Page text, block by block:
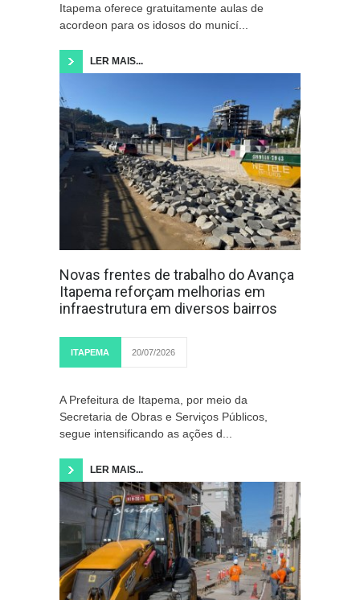
Itapema oferece gratuitamente aulas de
acordeon para os idosos do municí...
LER MAIS...
Novas frentes de trabalho do Avança
Itapema reforçam melhorias em
infraestrutura em diversos bairros
ITAPEMA 20/07/2026
A Prefeitura de Itapema, por meio da
Secretaria de Obras e Serviços Públicos,
segue intensificando as ações d...
LER MAIS...